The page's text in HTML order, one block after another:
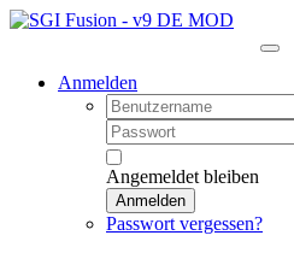
Anmelden
Angemeldet bleiben
Anmelden
Passwort vergessen?